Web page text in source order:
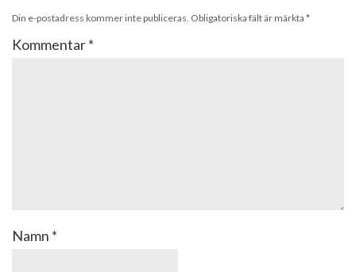
Din e-postadress kommer inte publiceras. Obligatoriska fält är märkta *
Kommentar*
Namn *